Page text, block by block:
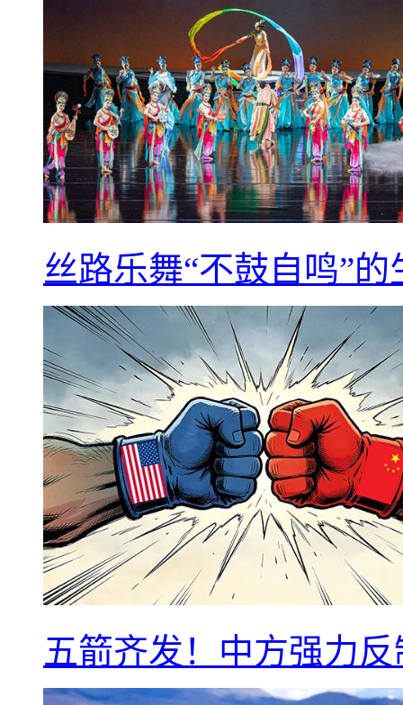
丝路乐舞“不鼓自鸣”
五箭齐发！中方强力